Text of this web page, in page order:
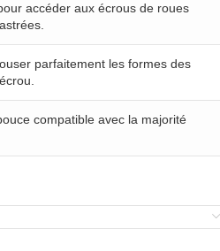
accéder aux écrous de roues
parfaitement les formes des
compatible avec la majorité